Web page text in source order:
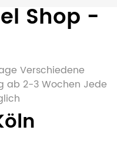
Shop -
Verschiedene
ab 2-3 Wochen Jede